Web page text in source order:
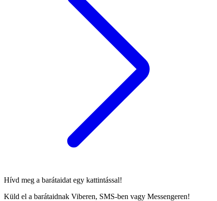
Hívd meg a barátaidat egy kattintással!
Küld el a barátaidnak Viberen, SMS-ben vagy Messengeren!